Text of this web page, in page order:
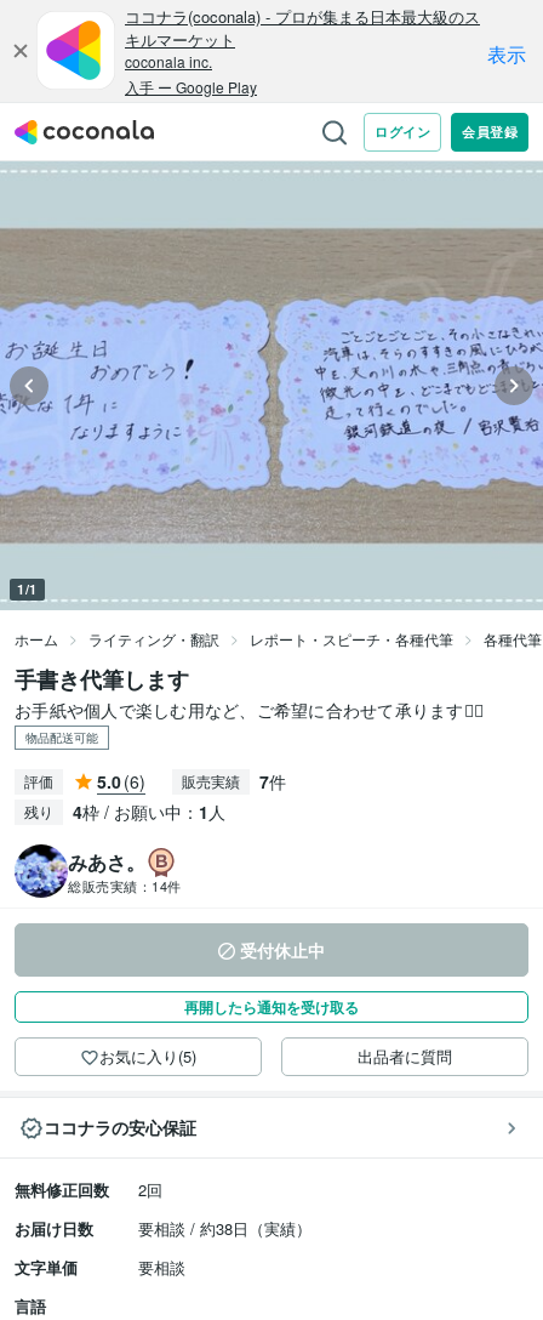
1/1
ホーム ライティング・翻訳 レポート・スピーチ・各種代筆 各種代筆
手書き代筆します
お手紙や個人で楽しむ用など、ご希望に合わせて承ります❁⃘
物品配送可能
評価 5.0(6) 販売実績 7件
残り 4枠 / お願い中： 1 人
みあさ。
総販売実績： 14件
受付休止中
再開したら通知を受け取る
お気に入り(5) 出品者に質問
ココナラの安心保証
無料修正回数
2回
お届け日数
要相談 / 約38日（実績）
文字単価
要相談
言語